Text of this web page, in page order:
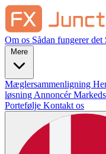
Om os Sådan fungerer det
Mæglersammenligning
løsning Annoncér
Portefølje Kontakt os